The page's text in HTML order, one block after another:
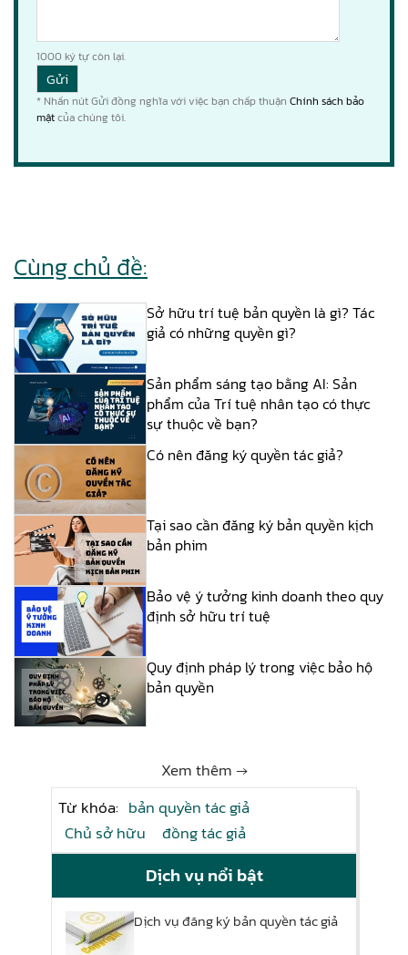
1000 ký tự còn lại.
* Nhấn nút Gửi đồng nghĩa với việc bạn chấp thuận Chính sách bảo
mậtcủa chúng tôi.
Cùng chủ đề:
Sở hữu trí tuệ bản quyền là gì? Tác
giả có những quyền gì?
Sản phẩm sáng tạo bằng AI: Sản
phẩm của Trí tuệ nhân tạo có thực
sự thuộc về bạn?
Có nên đăng ký quyền tác giả?
Tại sao cần đăng ký bản quyền kịch
bản phim
Bảo vệ ý tưởng kinh doanh theo quy
định sở hữu trí tuệ
Quy định pháp lý trong việc bảo hộ
bản quyền
Xem thêm →
Từ khóa: bản quyền tác giả
Chủ sở hữu
đồng tác giả
Dịch vụ nổi bật
Dịch vụ đăng ký bản quyền tác giả